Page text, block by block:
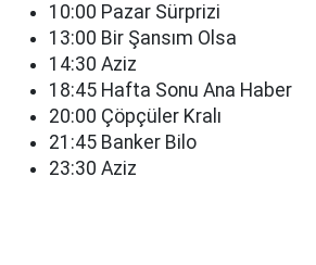
10:00 Pazar Sürprizi
13:00 Bir Şansım Olsa
14:30 Aziz
18:45 Hafta Sonu Ana Haber
20:00 Çöpçüler Kralı
21:45 Banker Bilo
23:30 Aziz